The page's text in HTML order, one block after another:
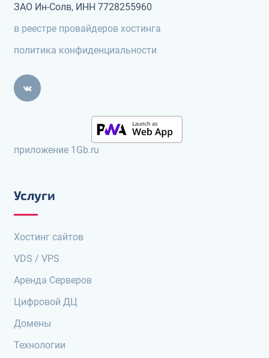
ЗАО Ин-Солв, ИНН 7728255960
в реестре провайдеров хостинга
политика конфиденциальности
приложение 1Gb.ru
Услуги
Хостинг сайтов
VDS / VPS
Аренда Серверов
Цифровой ДЦ
Домены
Технологии